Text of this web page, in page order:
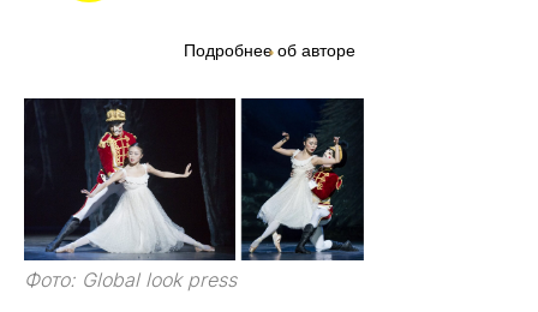
Подробнее об авторе
Фото: Global look press